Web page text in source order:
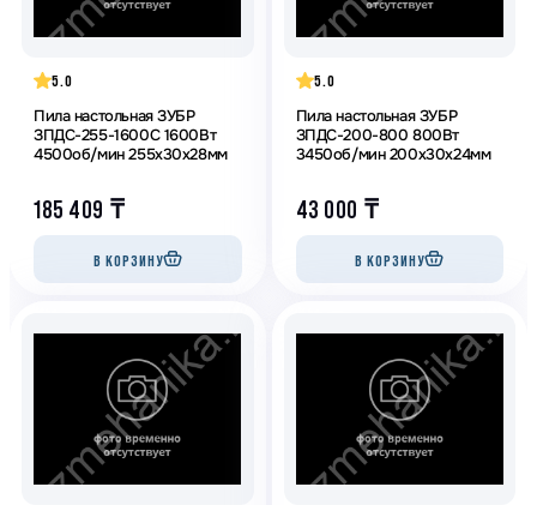
5.0
Пила настольная ЗУБР
ЗПДС-255-1600С 1600Вт
4500об/мин 255х30х28мм
185 409 ₸
В КОРЗИНУ
5.0
Пила настольная ЗУБР
ЗПДС-200-800 800Вт
3450об/мин 200х30х24мм
43 000 ₸
В КОРЗИНУ